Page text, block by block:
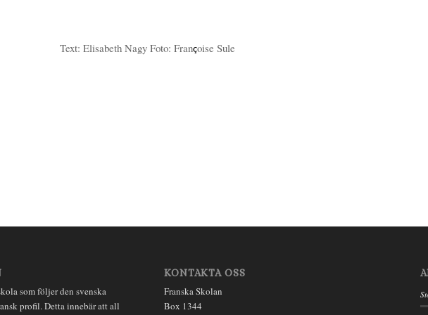
Text: Elisabeth Nagy Foto: Françoise Sule
som följer den svenska
profil. Detta innebär att all
KONTAKTA OSS
Franska Skolan
Box 1344